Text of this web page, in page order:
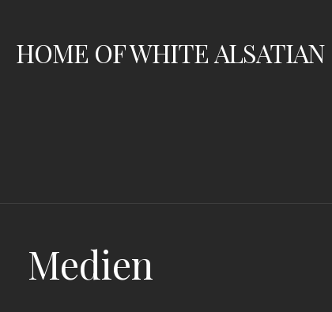
springen
HOME OF WHITE ALSATIAN
Medien